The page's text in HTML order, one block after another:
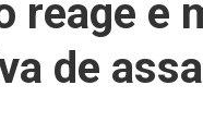
reage e
de